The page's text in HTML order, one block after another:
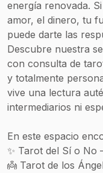
energía renovada.
amor, el dinero, tu
puede darte las
Descubre nuestra
con consulta de
y totalmente
vive una lectura
intermediarios ni
En este espacio
✨ Tarot del Sí o No
👼 Tarot de los